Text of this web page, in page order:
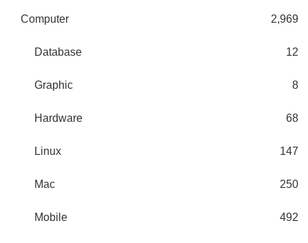
Computer 2,969
Database 12
Graphic 8
Hardware 68
Linux 147
Mac 250
Mobile 492